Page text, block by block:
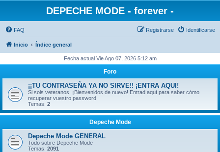
DEPECHE MODE - forever -
FAQ Identificarse
Registrarse
Inicio Índice general
Fecha actual Vie Ago 07, 2026 5:12 am
Foro
¡¡TU CONTRASEÑA YA NO SIRVE!! ¡ENTRA AQUI!
Si sois veteranos, ¡Bienvenidos de nuevo! Entrad aquí para saber cómo
recuperar vuestro password
Temas: 2
Depeche Mode
Depeche Mode GENERAL
Todo sobre Depeche Mode
Temas: 2091